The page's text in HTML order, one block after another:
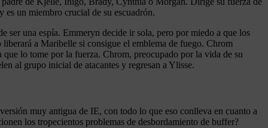
es un miembro crucial de su escuadrón.
ser una espía. Emmeryn decide ir sola, pero por miedo a que los
a Maribelle si consigue el emblema de fuego. Chrom
lo tome por la fuerza. Chrom, preocupado por la vida de su
al grupo inicial de atacantes y regresan a Ylisse.
muy antigua de IE, con todo lo que eso conlleva en cuanto a
los tropecientos problemas de desbordamiento de buffer?